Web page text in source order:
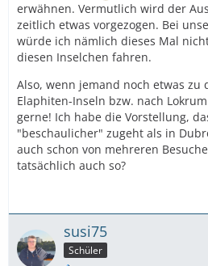
erwähnen. Vermutlich wird der
zeitlich etwas vorgezogen. Bei
würde ich nämlich dieses Mal
diesen Inselchen fahren.
Also, wenn jemand noch etwas zu
Elaphiten-Inseln bzw. nach
gerne! Ich habe die Vorstellung,
"beschaulicher" zugeht als in
auch schon von mehreren
tatsächlich auch so?
susi75
Schüler